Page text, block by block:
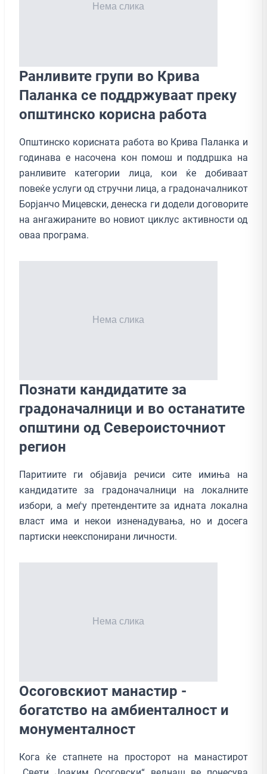
Ранливите групи во Крива
Паланка се поддржуваат преку
општинско корисна работа
Општинско корисната работа во Крива Паланка и
годинава е насочена кон помош и поддршка на
ранливите категории лица, кои ќе добиваат
повеќе услуги од стручни лица, а градоначалникот
Борјанчо Мицевски, денеска ги додели договорите
на ангажираните во новиот циклус активности од
оваа програма.
Познати кандидатите за
градоначалници и во останатите
општини од Североисточниот
регион
Паритиите ги објавија речиси сите имиња на
кандидатите за градоначалници на локалните
избори, а меѓу претендентите за идната локална
власт има и некои изненадувања, но и досега
партиски неекспонирани личности.
Осоговскиот манастир -
богатство на амбиенталност и
монументалност
Кога ќе стапнете на просторот на манастирот